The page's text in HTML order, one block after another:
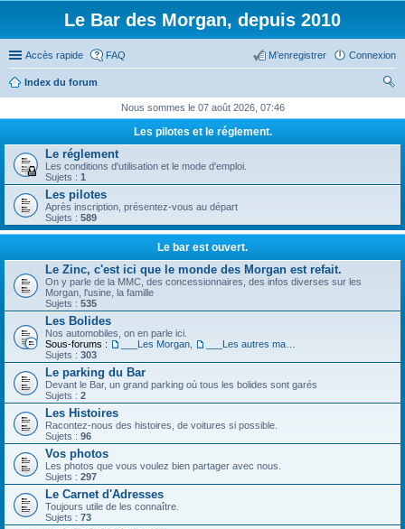
Le Bar des Morgan, depuis 2010
Accès rapide FAQ Connexion
M’enregistrer
Index du forum
ch
Nous sommes le 07 août 2026, 07:46
Les pilotes et le réglement.
Le réglement
Les conditions d'utilisation et le mode d'emploi.
Sujets : 1
Les pilotes
Après inscription, présentez-vous au départ
Sujets : 589
Le bar est ouvert.
Le Zinc, c'est ici que le monde des Morgan est refait.
On y parle de la MMC, des concessionnaires, des infos diverses sur les
Morgan, l'usine, la famille
Sujets : 535
Les Bolides
Nos automobiles, on en parle ici.
Sous-forums :
___Les Morgan
Sujets : 303
Le parking du Bar
Devant le Bar, un grand parking où tous les bolides sont garés
Sujets : 2
Les Histoires
Racontez-nous des histoires, de voitures si possible.
Sujets : 96
Vos photos
Les photos que vous voulez bien partager avec nous.
Sujets : 297
Le Carnet d'Adresses
Toujours utile de les connaître.
Sujets : 73